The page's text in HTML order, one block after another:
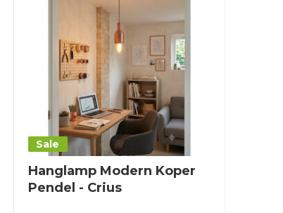
Sale
Hanglamp Modern Koper
Pendel - Crius